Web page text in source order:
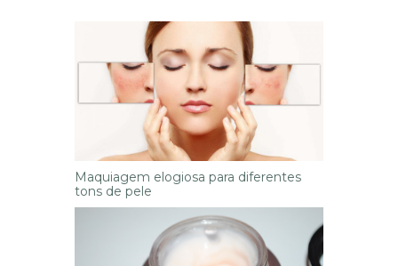
Maquiagem elogiosa para diferentes
tons de pele